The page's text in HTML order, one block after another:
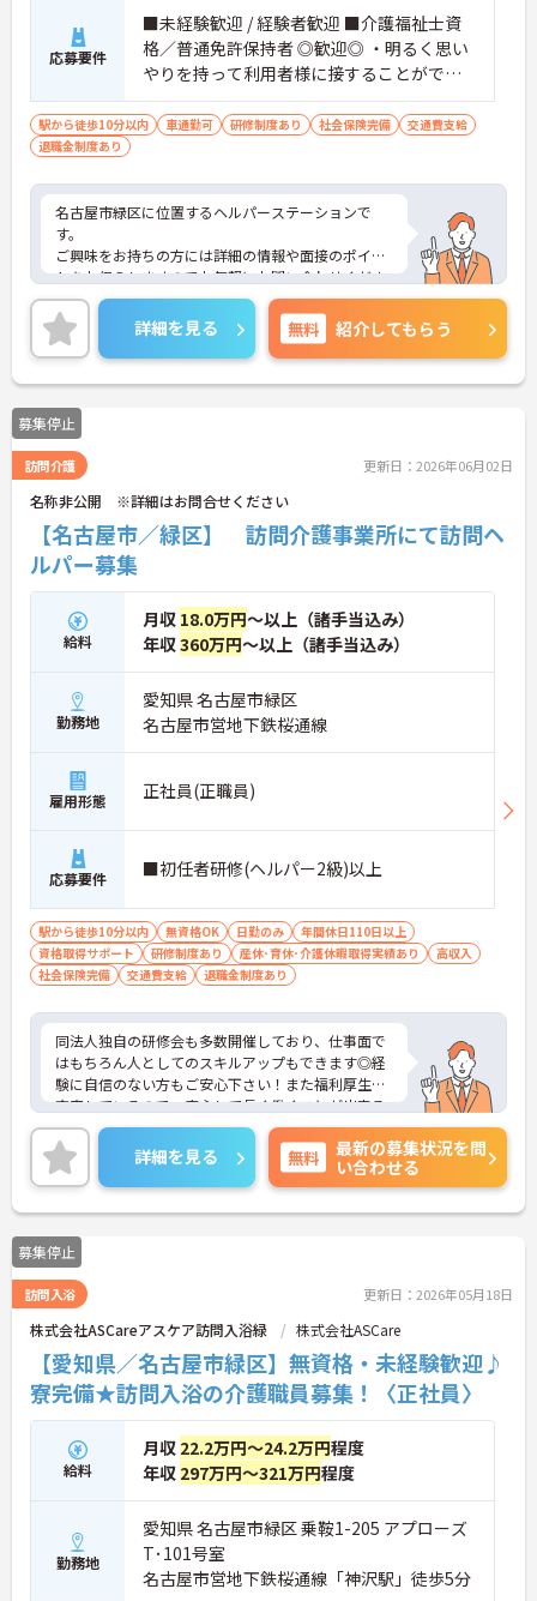
応募要件
■未経験歓迎 / 経験者歓迎 ■介護福祉士資
格／普通免許保持者 ◎歓迎◎ ・明るく思い
やりを持って利用者様に接することができ
る方 ・協調性を持ってお仕事に取り組める
方
駅から徒歩10分以内 車通勤可 研修制度あり 社会保険完備
交通費支給
退職金制度あり
名古屋市緑区に位置するヘルパーステーションで
す。
ご興味をお持ちの方には詳細の情報や面接のポイン
トをお伝えしますのでお気軽にお問い合わせくださ
いませ。
詳細を見る 無料 紹介してもらう
募集停止
訪問介護 更新日：2026年06月02日
名称非公開 ※詳細はお問合せください
【名古屋市／緑区】 訪問介護事業所にて訪問ヘ
ルパー募集
給料
月収 18.0万円～以上（諸手当込み）
年収360万円～以上（諸手当込み）
勤務地
愛知県 名古屋市緑区
名古屋市営地下鉄桜通線
雇用形態 正社員(正職員)
応募要件 ■初任者研修(ヘルパー2級)以上
駅から徒歩10分以内 無資格OK 日勤のみ
年間休日110日以上
資格取得サポート
研修制度あり 産休･育休･介護休暇取得実績あり
高収入
社会保険完備
交通費支給 退職金制度あり
同法人独自の研修会も多数開催しており、仕事面で
はもちろん人としてのスキルアップもできます◎経
験に自信のない方もご安心下さい！また福利厚生も
充実しているので、安心して長く働くことが出来る
環境が整っていますよ。興味をお持ちの方はお気軽
にお問い合わせ下さい！
詳細を見る 無料
最新の募集状況を問
い合わせる
募集停止
訪問入浴 更新日：2026年05月18日
株式会社ASCareアスケア訪問入浴緑 株式会社ASCare
【愛知県／名古屋市緑区】無資格・未経験歓迎♪
寮完備★訪問入浴の介護職員募集！〈正社員〉
給料
月収 22.2万円～24.2万円程度
年収 297万円～321万円程度
勤務地
愛知県 名古屋市緑区 乗鞍1-205 アプローズ
T･101号室
名古屋市営地下鉄桜通線「神沢駅」徒歩5分